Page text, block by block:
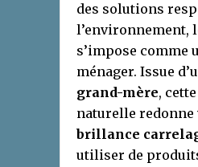
des solutions
l’environnement,
s’impose comme
ménager. Issue
grand-mère,
naturelle redonne
brillance
utiliser de